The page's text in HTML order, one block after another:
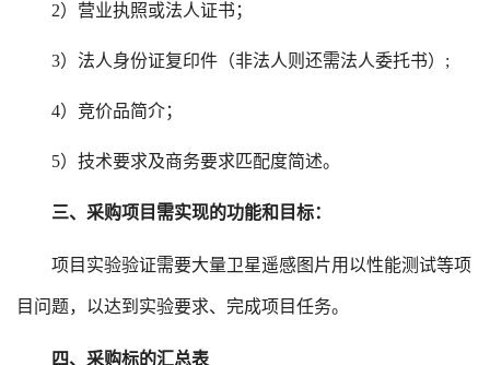
2）营业执照或法人证书；
3）法人身份证复印件（非法人则还需法人委托书）;
4）竞价品简介；
5）技术要求及商务要求匹配度简述。
三、采购项目需实现的功能和目标：
项目实验验证需要大量卫星遥感图片用以性能测试等项
目问题，以达到实验要求、完成项目任务。
四、采购标的汇总表